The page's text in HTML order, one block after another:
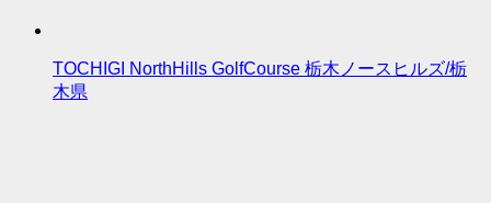
TOCHIGI NorthHills GolfCourse 栃木ノースヒルズ/栃
木県